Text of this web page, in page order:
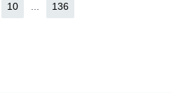
10 136